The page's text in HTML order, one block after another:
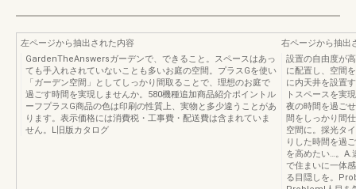
左ページから抽出された内容
GardenTheAnswersガーデンで、できること。スペースはあっ
ても手入れされていないことも多いお庭の空間。プラスGを使い
「ガーデン空間」としてしっかり間取ることで、理想のお庭で
過ごす時間を実現しませんか。580機種追加商品紹介ポイントル
ーフプラスG商品の色は印刷の性質上、実物と多少違うことがあ
ります。表示価格には消費税・工事費・配送費は含まれていま
せん。L旧版カタログ
右ページから抽出
設置の自由度が
に配置し、空間
に内天井を設置
トスペースを実
夜の時間を過ご
間をしっかり間
空間に。採光タ
りした時間を過
を高めたい…。A.
で住まいに一体
る目隠しを。